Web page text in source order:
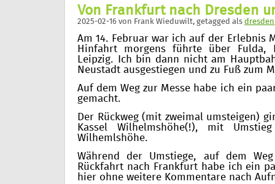
Von Frankfurt nach Dresden
2025-02-16 von Frank Wieduwilt, getagged als dresden
Am 14. Februar war ich auf der Erlebnis
Hinfahrt morgens führte über Fulda,
Leipzig. Ich bin dann nicht am
Neustadt ausgestiegen und zu Fuß zum
Auf dem Weg zur Messe habe ich ein
gemacht.
Der Rückweg (mit zweimal umsteigen)
Kassel Wilhelmshöhe(!), mit
Wilhemlshöhe.
Während der Umstiege, auf dem
Rückfahrt nach Frankfurt habe ich ein
hier ohne weitere Kommentare nach